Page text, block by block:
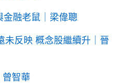
金融老鼠｜梁偉聰
未反映 概念股繼續升｜晉
曾智華